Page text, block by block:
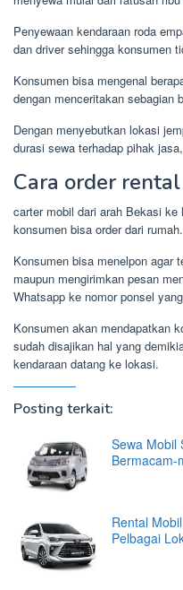
Penyewaan kendaraan roda
dan driver sehingga konsumen
Konsumen bisa mengenal
dengan menceritakan sebagian
Dengan menyebutkan lokasi
durasi sewa terhadap pihak
Cara order
carter mobil dari arah Bekasi
konsumen bisa order dari rumah.
Konsumen bisa menelpon agar
maupun mengirimkan pesan
Whatsapp ke nomor ponsel
Konsumen akan mendapatkan
sudah disajikan hal yang
kendaraan datang ke lokasi.
Posting terkait:
Sewa Mobil
Bermacam-
Rental
Pelbagai